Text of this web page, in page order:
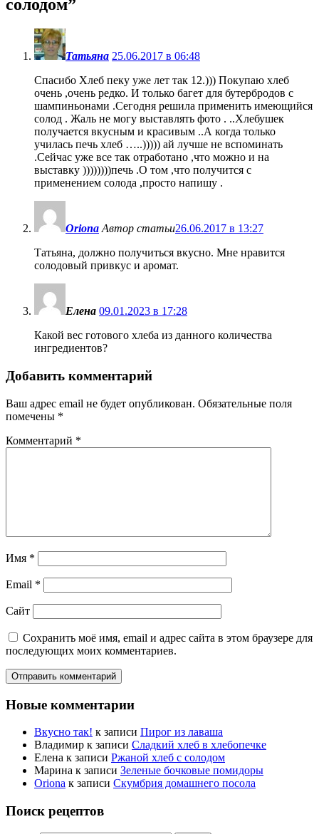
солодом”
Татьяна 25.06.2017 в 06:48
Спасибо Хлеб пеку уже лет так 12.))) Покупаю хлеб
очень ,очень редко. И только багет для бутербродов с
шампиньонами .Сегодня решила применить имеющийся
солод . Жаль не могу выставлять фото . ..Хлебушек
получается вкусным и красивым ..А когда только
училась печь хлеб …..))))) ай лучше не вспоминать
.Сейчас уже все так отработано ,что можно и на
выставку ))))))))печь .О том ,что получится с
применением солода ,просто напишу .
Oriona Автор статьи26.06.2017 в 13:27
Татьяна, должно получиться вкусно. Мне нравится
солодовый привкус и аромат.
Елена 09.01.2023 в 17:28
Какой вес готового хлеба из данного количества
ингредиентов?
Добавить комментарий
Ваш адрес email не будет опубликован. Обязательные поля
помечены *
Комментарий *
Имя *
Email *
Сайт
Сохранить моё имя, email и адрес сайта в этом браузере для
последующих моих комментариев.
Новые комментарии
Вкусно так! к записи Пирог из лаваша
Владимир к записи Сладкий хлеб в хлебопечке
Елена к записи Ржаной хлеб с солодом
Марина к записи Зеленые бочковые помидоры
Oriona к записи Скумбрия домашнего посола
Поиск рецептов